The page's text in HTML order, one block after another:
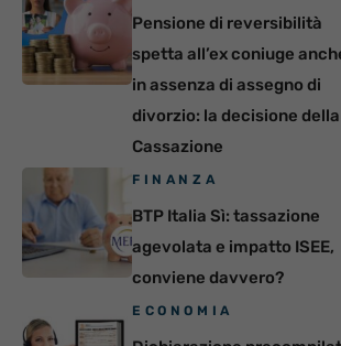
Pensione di reversibilità
spetta all’ex coniuge
in assenza di assegno di
divorzio: la decisione della
Cassazione
FINANZA
BTP Italia Sì: tassazione
agevolata e impatto ISEE,
conviene davvero?
ECONOMIA